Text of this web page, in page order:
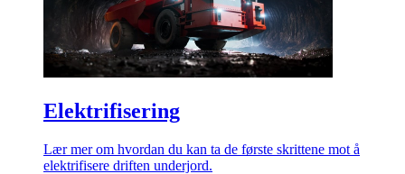
Elektrifisering
Lær mer om hvordan du kan ta de første skrittene mot å
elektrifisere driften underjord.